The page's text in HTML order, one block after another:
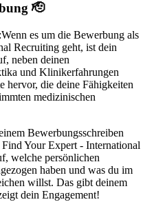
🫡
Wenn es um die Bewerbung als
Recruiting geht, ist dein
neben deinen
und Klinikerfahrungen
hervor, die deine Fähigkeiten
medizinischen
Bewerbungsschreiben
Your Expert - International
welche persönlichen
haben und was du im
willst. Das gibt deinem
dein Engagement!